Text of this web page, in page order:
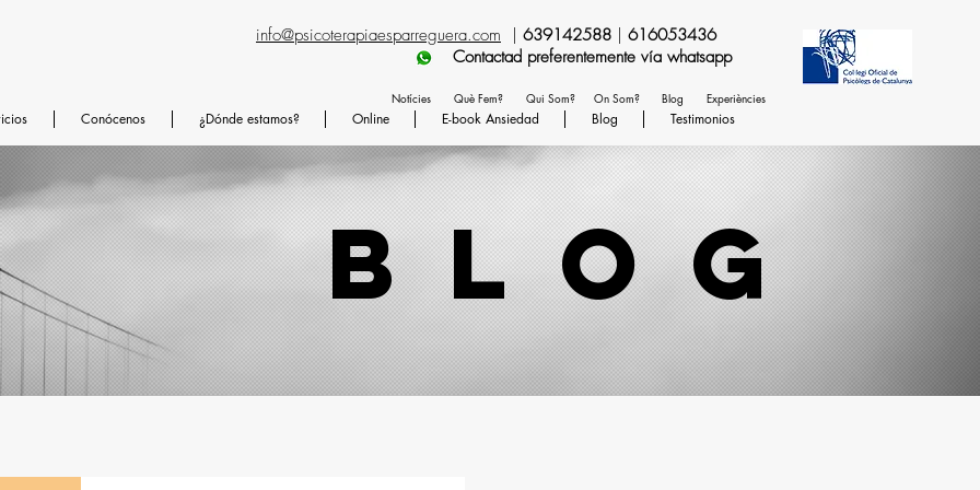
info@psicoterapiaesparreguera.com 639142588 616053436
Conócenos ¿Dónde estamos? Online E-book Ansiedad Blog Testimonios
Contactad preferentemente vía whatsapp
Notícies Què Fem? Qui Som? On Som? Blog Experiències
blog